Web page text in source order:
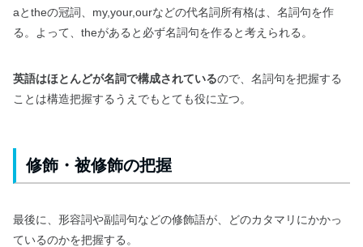
aとtheの冠詞、my,your,ourなどの代名詞所有格は、名詞句を作
る。よって、theがあると必ず名詞句を作ると考えられる。
英語はほとんどが名詞で構成されているので、名詞句を把握する
ことは構造把握するうえでもとても役に立つ。
修飾・被修飾の把握
最後に、形容詞や副詞句などの修飾語が、どのカタマリにかかっ
ているのかを把握する。